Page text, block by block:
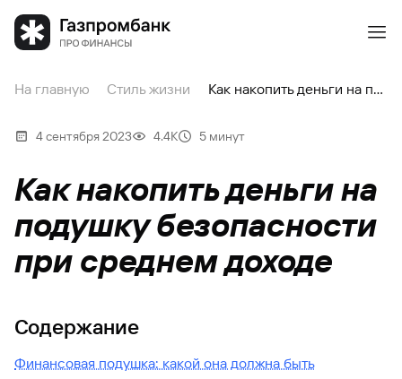
На главную Стиль жизни Как накопить деньги на подушку безопасности при среднем доходе
4 сентября 2023 4.4К 5 минут
Как накопить деньги на
подушку безопасности
при среднем доходе
Содержание
Финансовая подушка: какой она должна быть